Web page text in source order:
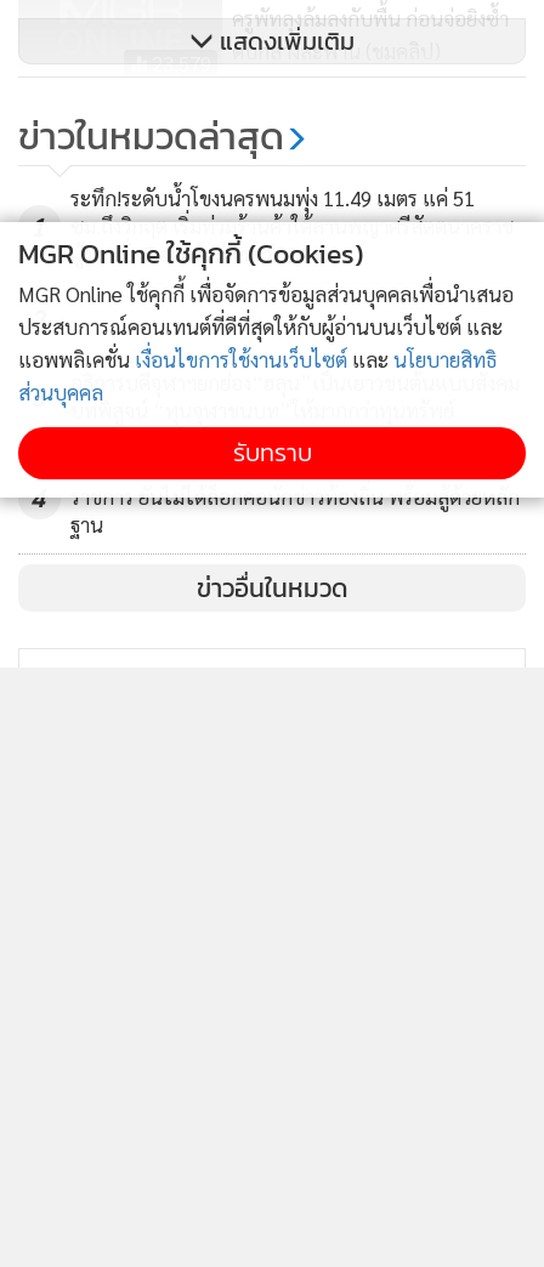
23,579
ครูพัทลุงล้มลงกับพื้น ก่อนจ่อยิงซ้ำ
ดับกลางสะพาน (ชมคลิป)
1,507
สุดแฟรนไชส์
แสดงเพิ่มเติม
ข่าวในหมวดล่าสุด
1
ระทึก!ระดับน้ำโขงนครพนมพุ่ง 11.49 เมตร แค่ 51
ซม.ถึงวิกฤต เริ่มท่วมร้านค้าใต้ลานพญาศรีสัตตนาคราช
ผู้ว่าฯ สั่ง 5 อำเภอเฝ้าระวัง 24 ชม.
2
3
อธิการบดีจุฬาฯยกย่อง“ฮลุน”เป็นเยาวชนต้นแบบสังคม
4
(คลิป)รอง ผกก.สส.บ้านไผ่ เปิดใจหลังโดนสั่งช่วย
ราชการ ยันไม่ได้ล็อกคอนักข่าวท้องถิ่น พร้อมสู้ด้วยหลัก
ฐาน
ข่าวอื่นในหมวด
MGR Online ใช้คุกกี้ (Cookies)
MGR Online ใช้คุกกี้ เพื่อจัดการข้อมูลส่วนบุคคลเพื่อนำเสนอ
ประสบการณ์คอนเทนต์ที่ดีที่สุดให้กับผู้อ่านบนเว็บไซต์ และ
แอพพลิเคชั่น เงื่อนไขการใช้งานเว็บไซต์ และ นโยบายสิทธิ
ส่วนบุคคล
รับทราบ